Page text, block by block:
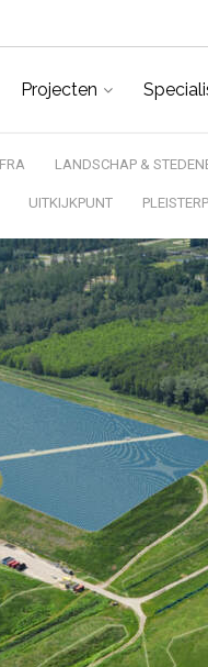
Projecten
LANDSCHAP &
UITKIJKPUNT